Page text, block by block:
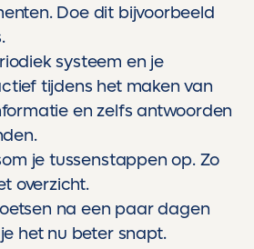
Doe dit bijvoorbeeld
systeem en je
tijdens het maken van
en zelfs antwoorden
je tussenstappen op. Zo
overzicht.
na een paar dagen
het nu beter snapt.